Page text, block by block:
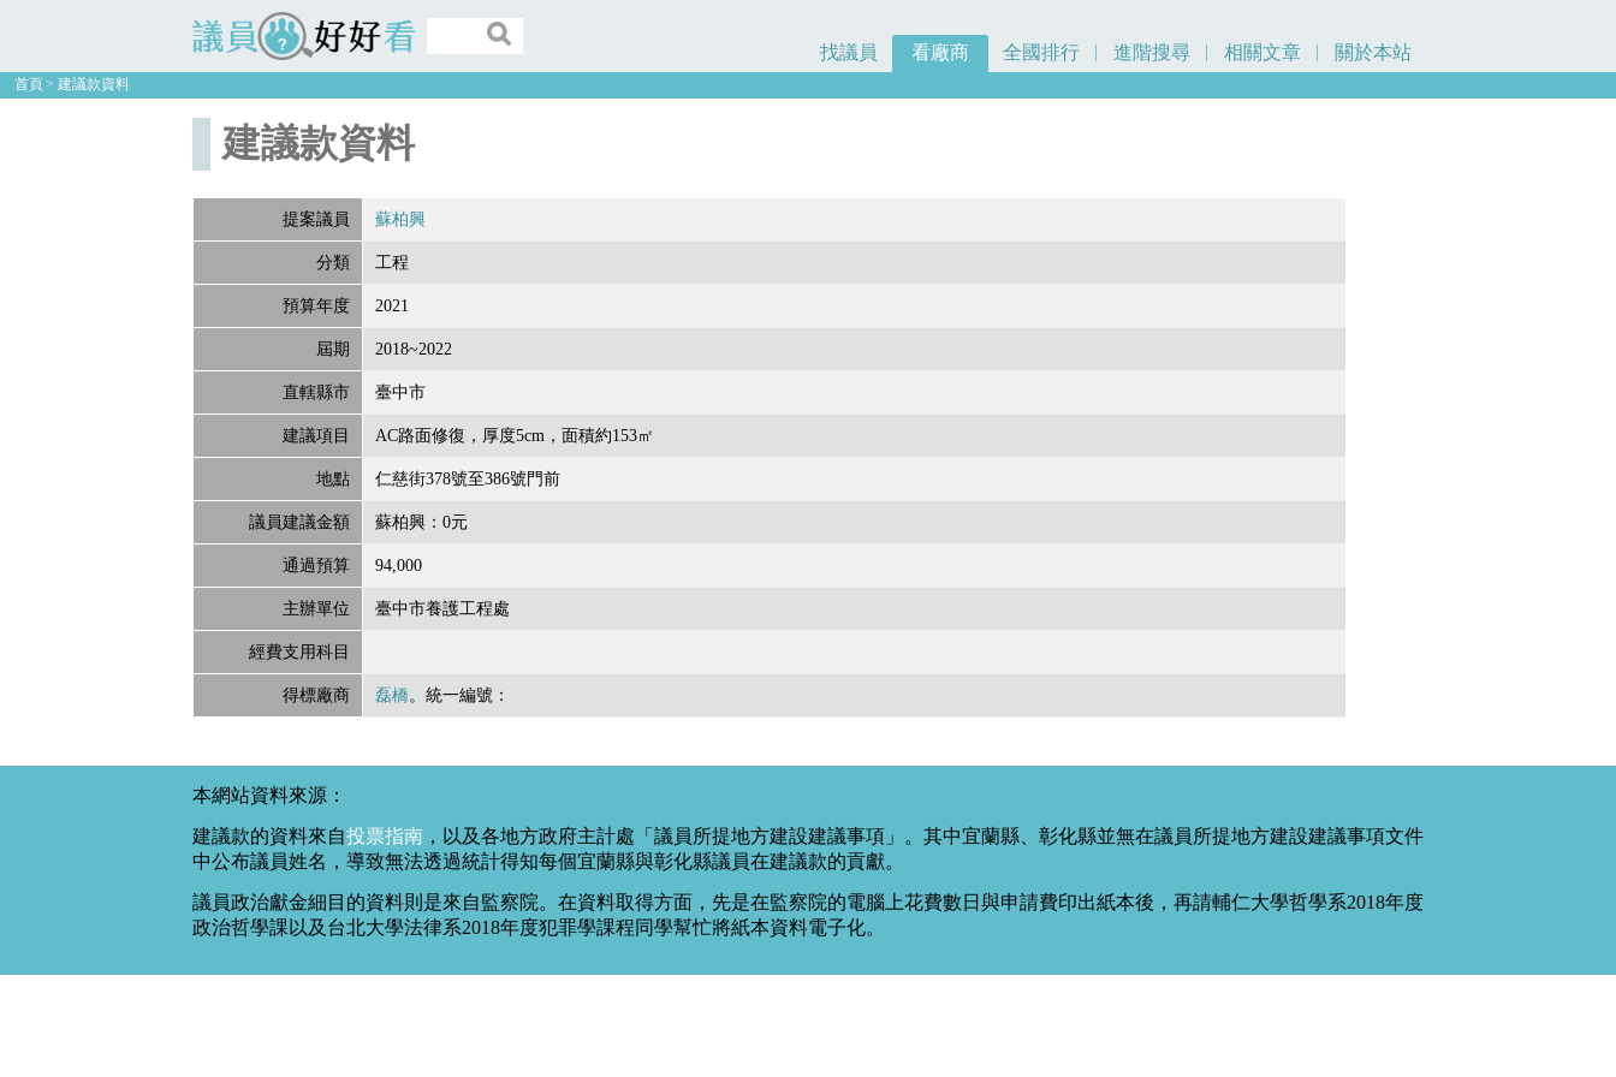
議員好好看
找議員 看廠商 全國排行 進階搜尋 相關文章 關於本站
首頁 建議款資料
建議款資料
提案議員 蘇柏興
分類 工程
預算年度 2021
屆期 2018~2022
直轄縣市 臺中市
建議項目 AC路面修復，厚度5cm，面積約153㎡
地點 仁慈街378號至386號門前
議員建議金額 蘇柏興：0元
通過預算 94,000
主辦單位 臺中市養護工程處
經費支用科目
得標廠商 磊橋。統一編號：
本網站資料來源：
建議款的資料來自投票指南 ，以及各地方政府主計處「議員所提地方建設建議事項」。其中宜蘭縣、彰化縣並無在議員所提地方建設建議事項文件
中公布議員姓名，導致無法透過統計得知每個宜蘭縣與彰化縣議員在建議款的貢獻。
議員政治獻金細目的資料則是來自監察院。在資料取得方面，先是在監察院的電腦上花費數日與申請費印出紙本後，再請輔仁大學哲學系2018年度
政治哲學課以及台北大學法律系2018年度犯罪學課程同學幫忙將紙本資料電子化。